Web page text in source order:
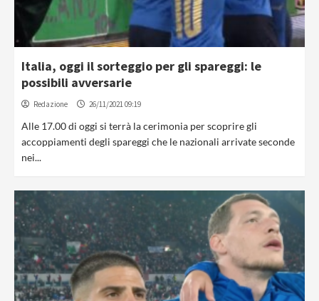
Italia, oggi il sorteggio per gli spareggi: le
possibili avversarie
Redazione 26/11/2021 09:19
Alle 17.00 di oggi si terrà la cerimonia per scoprire gli
accoppiamenti degli spareggi che le nazionali arrivate seconde
nei...